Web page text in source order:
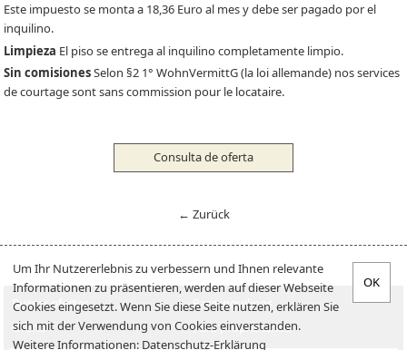
Este impuesto se monta a 18,36 Euro al mes y debe ser pagado por el
inquilino.
Limpieza El piso se entrega al inquilino completamente limpio.
Sin comisionesSelon §2 1° WohnVermittG (la loi allemande) nos services
de courtage sont sans commission pour le locataire.
Consulta de oferta
← Zurück
Buscar ofertas
Para inquilinos
Oferta
Para proprietarios
Um Ihr Nutzererlebnis zu verbessern und Ihnen relevante
Informationen zu präsentieren, werden auf dieser Webseite
Cookies eingesetzt. Wenn Sie diese Seite nutzen, erklären Sie
sich mit der Verwendung von Cookies einverstanden.
Weitere Informationen: Datenschutz-Erklärung